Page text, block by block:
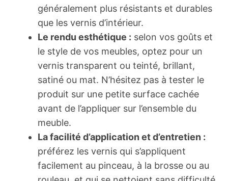
généralement plus résistants et durables
que les vernis d’intérieur.
Le rendu esthétique : selon vos goûts et
le style de vos meubles, optez pour un
vernis transparent ou teinté, brillant,
satiné ou mat. N’hésitez pas à tester le
produit sur une petite surface cachée
avant de l’appliquer sur l’ensemble du
meuble.
La facilité d’application et d’entretien :
préférez les vernis qui s’appliquent
facilement au pinceau, à la brosse ou au